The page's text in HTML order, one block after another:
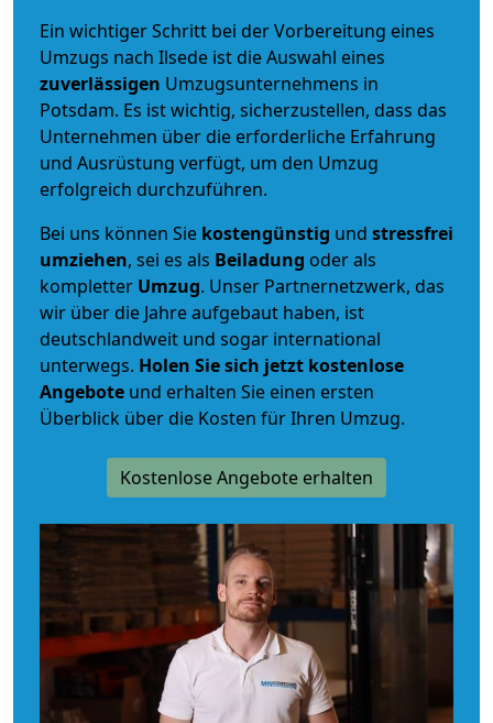
Ein wichtiger Schritt bei der Vorbereitung eines
Umzugs nach Ilsede ist die Auswahl eines
zuverlässigen Umzugsunternehmens in
Potsdam. Es ist wichtig, sicherzustellen, dass das
Unternehmen über die erforderliche Erfahrung
und Ausrüstung verfügt, um den Umzug
erfolgreich durchzuführen.
Bei uns können Sie kostengünstig und stressfrei
umziehen, sei es als Beiladung oder als
kompletter Umzug. Unser Partnernetzwerk, das
wir über die Jahre aufgebaut haben, ist
deutschlandweit und sogar international
unterwegs. Holen Sie sich jetzt kostenlose
Angebote und erhalten Sie einen ersten
Überblick über die Kosten für Ihren Umzug.
Kostenlose Angebote erhalten